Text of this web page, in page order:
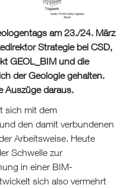
am 23./24. März
Strategie bei CSD,
GEOL_BIM und die
der Geologie gehalten.
Auszüge daraus.
sich mit dem
den damit verbundenen
Arbeitsweise. Heute
Schwelle zur
in einer BIM-
sich also vermehrt